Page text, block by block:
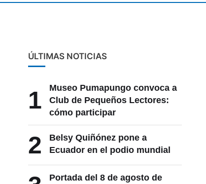
ÚLTIMAS NOTICIAS
1
Museo Pumapungo convoca a
Club de Pequeños Lectores:
cómo participar
2
Belsy Quiñónez pone a
Ecuador en el podio mundial
Portada del 8 de agosto de